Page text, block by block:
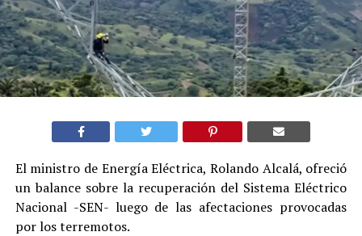
El ministro de Energía Eléctrica, Rolando Alcalá, ofreció
un balance sobre la recuperación del Sistema Eléctrico
Nacional -SEN- luego de las afectaciones provocadas
por los terremotos.